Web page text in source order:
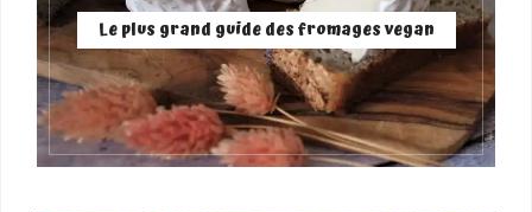
Le plus grand guide des fromages vegan